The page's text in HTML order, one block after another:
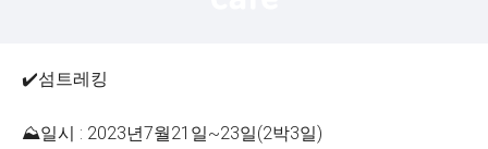
✔️섬트레킹
⛰일시 : 2023년7월21일~23일(2박3일)